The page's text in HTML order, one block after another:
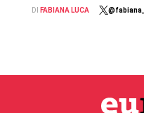
DI FABIANA LUCA